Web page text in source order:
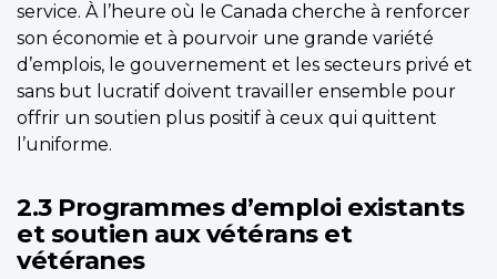
service. À l’heure où le Canada cherche à renforcer
son économie et à pourvoir une grande variété
d’emplois, le gouvernement et les secteurs privé et
sans but lucratif doivent travailler ensemble pour
offrir un soutien plus positif à ceux qui quittent
l’uniforme.
2.3 Programmes d’emploi existants
et soutien aux vétérans et
vétéranes